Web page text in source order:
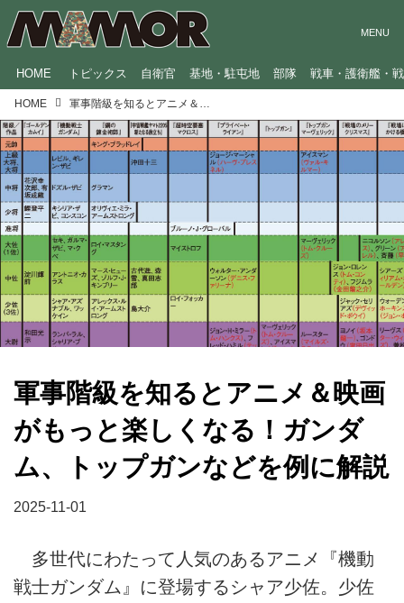
HOME トピックス 自衛官 基地・駐屯地 部隊 戦車・護衛艦・
HOME
軍事階級を知るとアニメ＆映画
がもっと楽しくなる！ガンダ
ム、トップガンなどを例に解説
2025-11-01
多世代にわたって人気のあるアニメ『機動
戦士ガンダム』に登場するシャア少佐。少佐